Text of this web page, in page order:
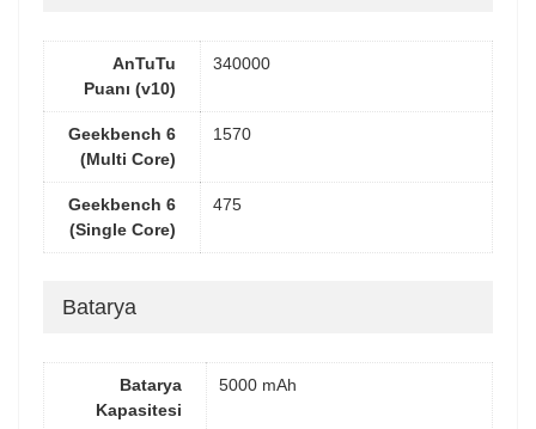
AnTuTu
Puanı (v10)
340000
Geekbench 6
(Multi Core)
1570
Geekbench 6
(Single Core)
475
Batarya
Batarya
Kapasitesi
5000 mAh